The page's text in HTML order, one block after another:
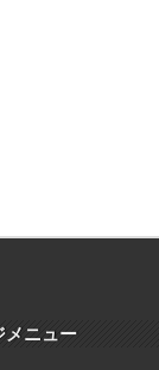
メニュー